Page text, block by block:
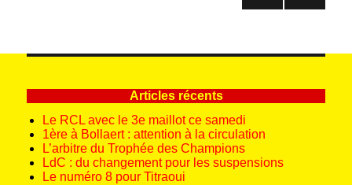
CÉD
E
ANT
Articles récents
Le RCL avec le 3e maillot ce samedi
1ère à Bollaert : attention à la circulation
L’arbitre du Trophée des Champions
LdC : du changement pour les suspensions
Le numéro 8 pour Titraoui